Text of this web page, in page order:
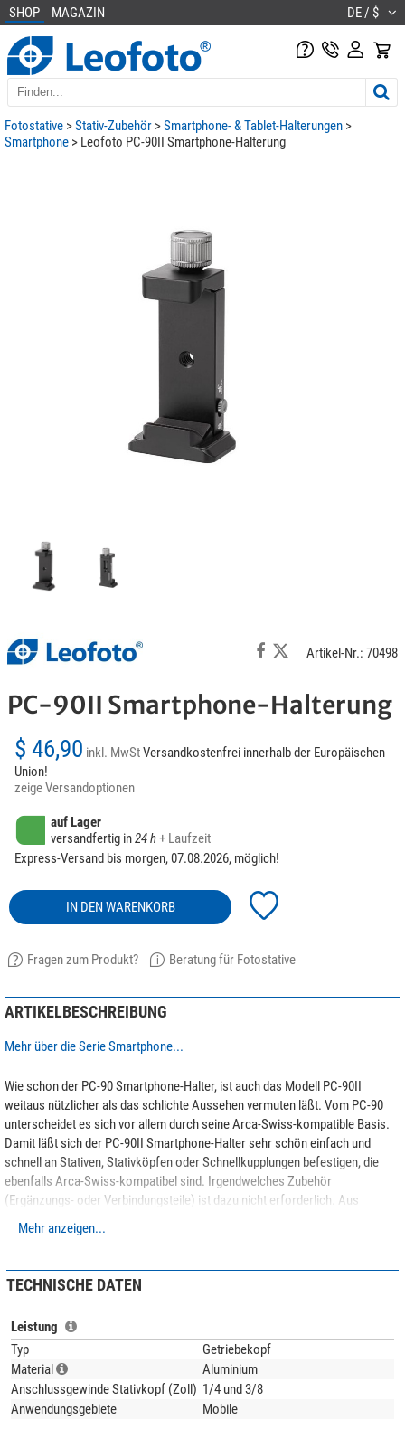
SHOP MAGAZIN DE / $
Fotostative >Stativ-Zubehör >Smartphone- & Tablet-Halterungen >
Smartphone > Leofoto PC-90II Smartphone-Halterung
Artikel-Nr.: 70498
PC-90II Smartphone-Halterung
$ 46,90 inkl. MwStVersandkostenfrei innerhalb der Europäischen
Union!
zeige Versandoptionen
auf Lager
versandfertig in24 h+ Laufzeit
Express-Versand bis morgen, 07.08.2026, möglich!
IN DEN WARENKORB
Fragen zum Produkt? Beratung für Fotostative
ARTIKELBESCHREIBUNG
Mehr über die Serie Smartphone...
Wie schon der PC-90 Smartphone-Halter, ist auch das Modell PC-90II
weitaus nützlicher als das schlichte Aussehen vermuten läßt. Vom PC-90
unterscheidet es sich vor allem durch seine Arca-Swiss-kompatible Basis.
Damit läßt sich der PC-90II Smartphone-Halter sehr schön einfach und
schnell an Stativen, Stativköpfen oder Schnellkupplungen befestigen, die
ebenfalls Arca-Swiss-kompatibel sind. Irgendwelches Zubehör
(Ergänzungs- oder Verbindungsteile) ist dazu nicht erforderlich. Aus
robustem, schwarz eloxiertem Flugzeugaluminium hergestellt, ist der PC-
90II äußerst stabil und langlebig. Ohne weiteres anpaßbar an praktisch alle
Mehr anzeigen...
TECHNISCHE DATEN
Leistung
Typ
Getriebekopf
Material
Aluminium
Anschlussgewinde Stativkopf (Zoll) 1/4 und 3/8
Anwendungsgebiete
Mobile